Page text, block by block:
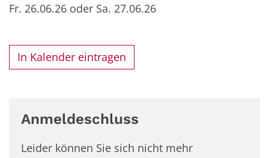
Fr. 26.06.26 oder Sa. 27.06.26
In Kalender eintragen
Anmeldeschluss
Leider können Sie sich nicht mehr